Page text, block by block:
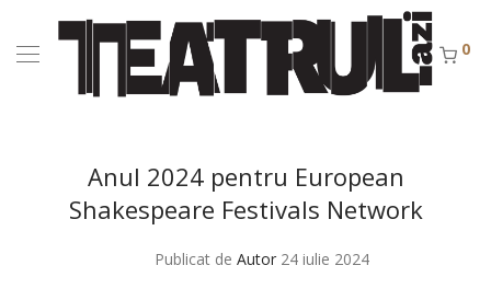
0
Anul 2024 pentru European
Shakespeare Festivals Network
Publicat de Autor 24 iulie 2024